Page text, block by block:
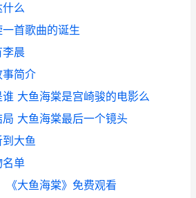
么
首歌曲的诞生
李晨
事简介
大鱼海棠是宫崎骏的电影么
大鱼海棠最后一个镜头
大鱼
名单
《大鱼海棠》免费观看